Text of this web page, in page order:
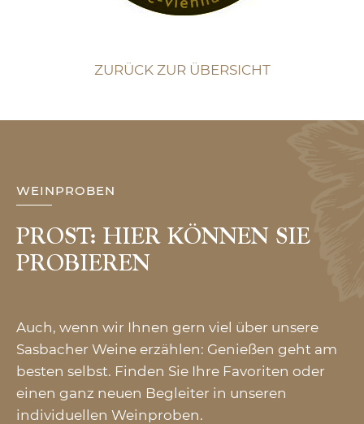
ZURÜCK ZUR ÜBERSICHT
WEINPROBEN
PROST: HIER KÖNNEN SIE
PROBIEREN
Auch, wenn wir Ihnen gern viel über unsere
Sasbacher Weine erzählen: Genießen geht am
besten selbst. Finden Sie Ihre Favoriten oder
einen ganz neuen Begleiter in unseren
individuellen Weinproben.